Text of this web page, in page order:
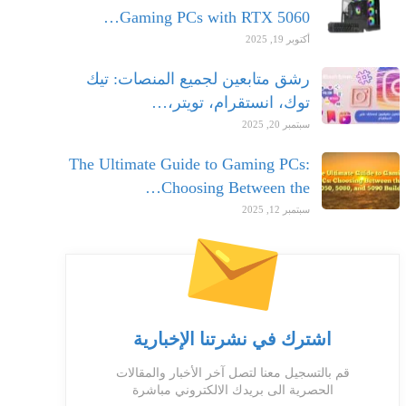
Gaming PCs with RTX 5060…
أكتوبر 19, 2025
رشق متابعين لجميع المنصات: تيك
توك، انستقرام، تويتر،…
سبتمبر 20, 2025
The Ultimate Guide to Gaming PCs:
Choosing Between the…
سبتمبر 12, 2025
اشترك في نشرتنا الإخبارية
قم بالتسجيل معنا لتصل آخر الأخبار والمقالات
الحصرية الى بريدك الالكتروني مباشرة